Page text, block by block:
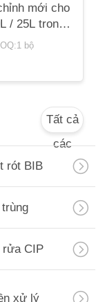
mới cho
/ 25L trong
/ nước
/ 316
bộ
Tất cả
các
rót BIB
rửa CIP
xử lý